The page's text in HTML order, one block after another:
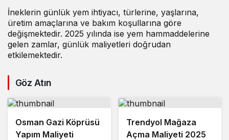
İneklerin günlük yem ihtiyacı, türlerine, yaşlarına,
üretim amaçlarına ve bakım koşullarına göre
değişmektedir. 2025 yılında ise yem hammaddelerine
gelen zamlar, günlük maliyetleri doğrudan
etkilemektedir.
Göz Atın
Osman Gazi Köprüsü
Yapım Maliyeti
Trendyol Mağaza
Açma Maliyeti 2025